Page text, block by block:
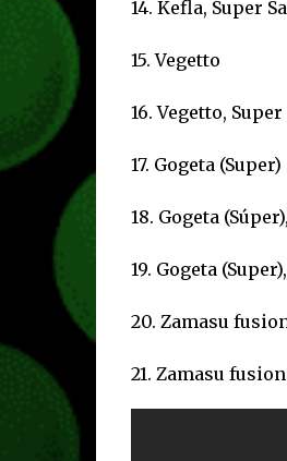
14. Kefla, Super
15. Vegetto
16. Vegetto,
17. Gogeta (Super)
18. Gogeta
19. Gogeta
20. Zamasu
21. Zamasu